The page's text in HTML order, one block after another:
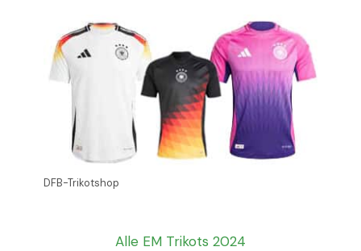
DFB-Trikotshop
Alle EM Trikots 2024